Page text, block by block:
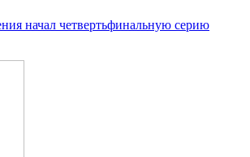
начал четвертьфинальную серию